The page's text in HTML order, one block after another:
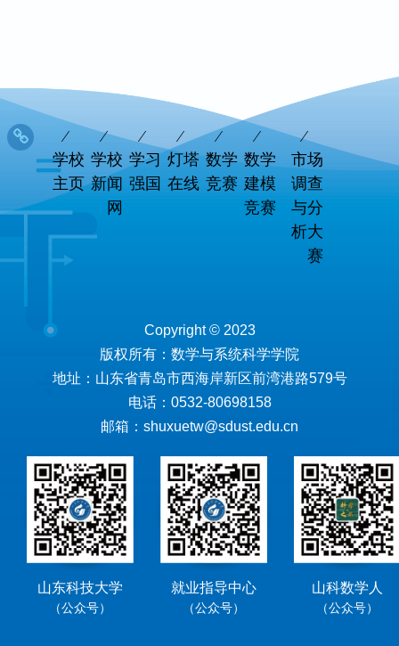
学校
主页
学校
新闻
网
学习
强国
灯塔
在线
数学
竞赛
数学
建模
竞赛
市场
调查
与分
析大
赛
Copyright © 2023
版权所有：数学与系统科学学院
地址：山东省青岛市西海岸新区前湾港路579号
电话：0532-80698158
邮箱：shuxuetw@sdust.edu.cn
山东科技大学
（公众号）
就业指导中心
（公众号）
山科数学人
（公众号）